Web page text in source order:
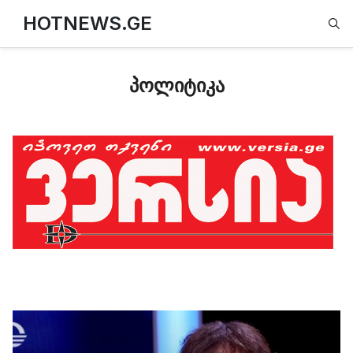
HOTNEWS.GE
პოლიტიკა